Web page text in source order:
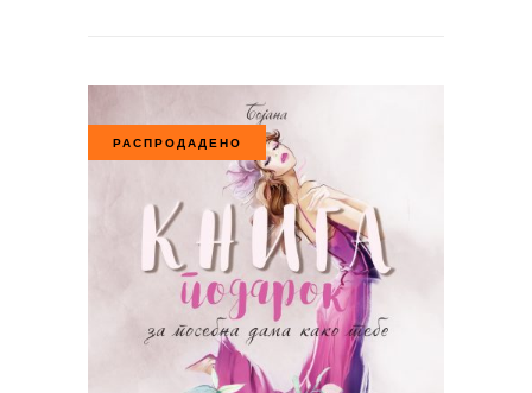
РАСПРОДАДЕНО